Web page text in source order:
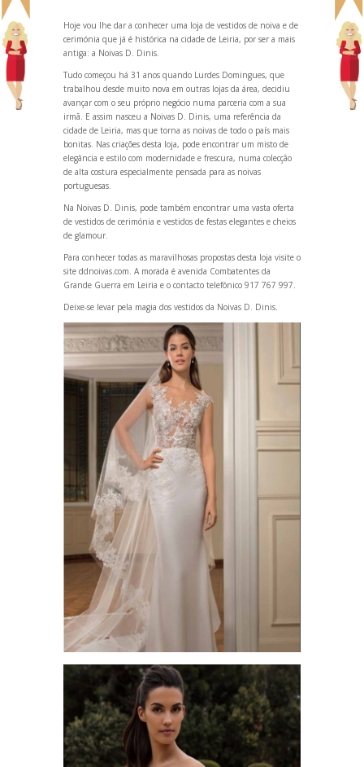
Hoje vou lhe dar a conhecer uma loja de vestidos de noiva e de
cerimónia que já é histórica na cidade de Leiria, por ser a mais
antiga: a Noivas D. Dinis.
Tudo começou há 31 anos quando Lurdes Domingues, que
trabalhou desde muito nova em outras lojas da área, decidiu
avançar com o seu próprio negócio numa parceria com a sua
irmã. E assim nasceu a Noivas D. Dinis, uma referência da
cidade de Leiria, mas que torna as noivas de todo o país mais
bonitas. Nas criações desta loja, pode encontrar um misto de
elegância e estilo com modernidade e frescura, numa colecção
de alta costura especialmente pensada para as noivas
portuguesas.
Na Noivas D. Dinis, pode também encontrar uma vasta oferta
de vestidos de cerimónia e vestidos de festas elegantes e cheios
de glamour.
Para conhecer todas as maravilhosas propostas desta loja visite o
site ddnoivas.com. A morada é avenida Combatentes da
Grande Guerra em Leiria e o contacto telefónico 917 767 997.
Deixe-se levar pela magia dos vestidos da Noivas D. Dinis.